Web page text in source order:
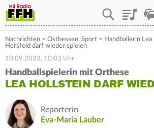
Playlist
Nachrichten > Osthessen, Sport > Handballerin
Hersfeld darf wieder spielen
10.09.2023, 10:03 Uhr
Handballspielerin mit Orthese
LEA HOLLSTEIN DARF
Reporterin
Eva-Maria Lauber